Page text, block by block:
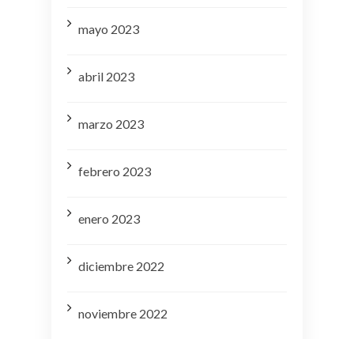
mayo 2023
abril 2023
marzo 2023
febrero 2023
enero 2023
diciembre 2022
noviembre 2022